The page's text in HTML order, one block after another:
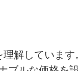
理解していま